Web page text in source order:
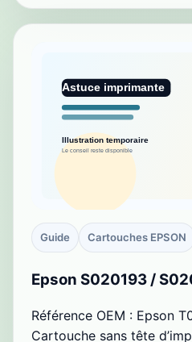
Guide Cartouches EPSON
Epson S020193 /
Référence OEM : Epson
Cartouche sans tête